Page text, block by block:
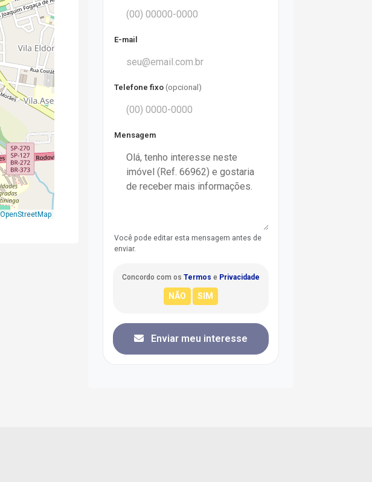
OpenStreetMap
E-mail
Telefone fixo (opcional)
Mensagem
Você pode editar esta mensagem antes de
enviar.
Concordo com os Termos e Privacidade
Enviar meu interesse